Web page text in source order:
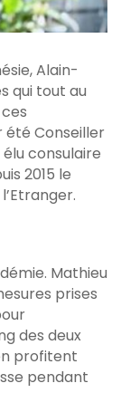
Alain-
qui tout au
été Conseiller
consulaire
2015 le
Mathieu
prises
des deux
profitent
pendant